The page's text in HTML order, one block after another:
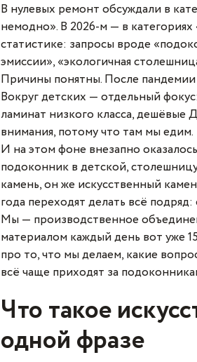
В нулевых ремонт обсуждали в
немодно». В 2026-м — в
статистике: запросы вроде
эмиссии», «экологичная
Причины понятны. После пандемии
Вокруг детских — отдельный
ламинат низкого класса,
внимания, потому что там мы едим.
И на этом фоне внезапно
подоконник в детской,
камень, он же искусственный
года переходят делать всё
Мы — производственное
материалом каждый день вот уже
про то, что мы делаем, какие
всё чаще приходят за
Что такое
одной фразе